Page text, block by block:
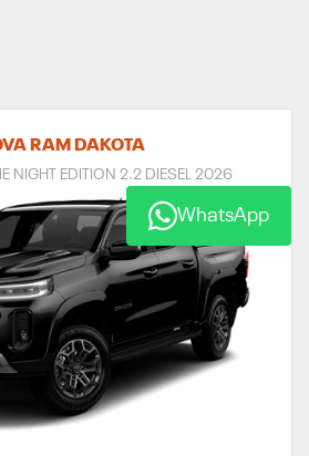
RAM DAKOTA
NIGHT EDITION 2.2 DIESEL 2026
WhatsApp